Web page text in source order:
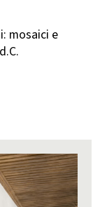
mosaici e